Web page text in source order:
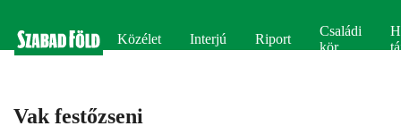
Közélet Interjú Riport
Családi
kör
Vak festőzseni